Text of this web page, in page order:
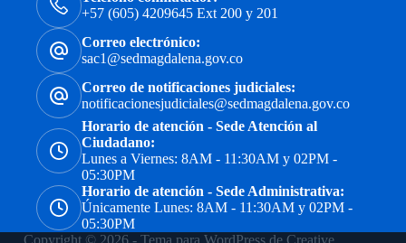
+57 (605) 4209645 Ext 200 y 201
Correo electrónico:
sac1@sedmagdalena.gov.co
Correo de notificaciones judiciales:
notificacionesjudiciales@sedmagdalena.gov.co
Horario de atención - Sede Atención al
Ciudadano:
Lunes a Viernes: 8AM - 11:30AM y 02PM -
05:30PM
Horario de atención - Sede Administrativa:
Únicamente Lunes: 8AM - 11:30AM y 02PM -
05:30PM
Copyright © 2026 - Tema para WordPress de Creative